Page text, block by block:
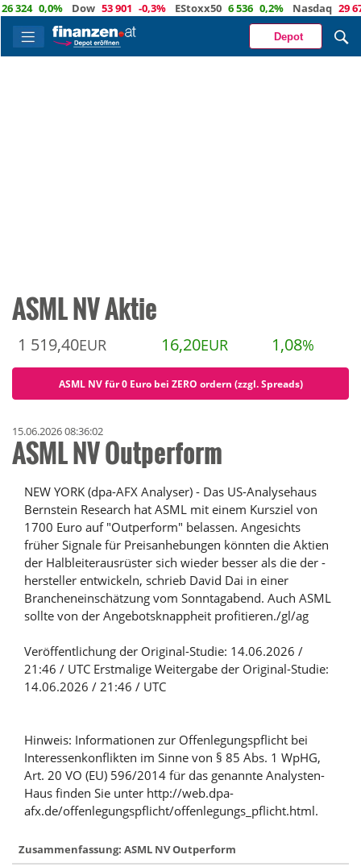
0,0% Dow 53 901 -0,3% EStoxx50 6 536 0,2% Nasdaq 29 672 -
Depot
ASML NV Aktie
1 519,40EUR 16,20EUR 1,08%
ASML NV für 0 Euro bei ZERO ordern (zzgl. Spreads)
15.06.2026 08:36:02
ASML NV Outperform
NEW YORK (dpa-AFX Analyser) - Das US-Analysehaus
Bernstein Research hat ASML mit einem Kursziel von
1700 Euro auf "Outperform" belassen. Angesichts
früher Signale für Preisanhebungen könnten die Aktien
der Halbleiterausrüster sich wieder besser als die der -
hersteller entwickeln, schrieb David Dai in einer
Brancheneinschätzung vom Sonntagabend. Auch ASML
sollte von der Angebotsknappheit profitieren./gl/ag
Veröffentlichung der Original-Studie: 14.06.2026 /
21:46 / UTC Erstmalige Weitergabe der Original-Studie:
14.06.2026 / 21:46 / UTC
Hinweis: Informationen zur Offenlegungspflicht bei
Interessenkonflikten im Sinne von § 85 Abs. 1 WpHG,
Art. 20 VO (EU) 596/2014 für das genannte Analysten-
Haus finden Sie unter http://web.dpa-
afx.de/offenlegungspflicht/offenlegungs_pflicht.html.
Zusammenfassung: ASML NV Outperform